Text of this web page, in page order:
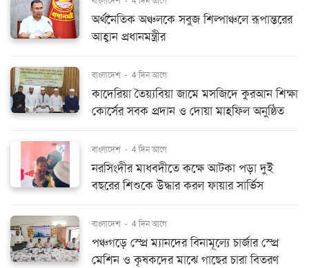
অর্থনৈতিক অঞ্চলকে সবুজ শিল্পাঞ্চলে রূপান্তরের
আহ্বান প্রধানমন্ত্রীর
বাংলাদেশ - 4 দিন আগে
কাদেরিয়া তৈয়্যবিয়া জামে মসজিদে কুরআন শিক্ষা
কোর্সের সবক প্রদান ও দোয়া মাহফিল অনুষ্ঠিত
বাংলাদেশ - 4 দিন আগে
নরসিংদীর মাধবদীতে কক্ষে আটকা পড়া দুই
বছরের শিশুকে উদ্ধার করল ফায়ার সার্ভিস
বাংলাদেশ - 4 দিন আগে
পঞ্চগড়ে স্প্রে ম্যানদের বিনামূল্যে চার্জার স্প্রে
মেশিন ও কৃষকদের মাঝে গাছের চারা বিতরণ